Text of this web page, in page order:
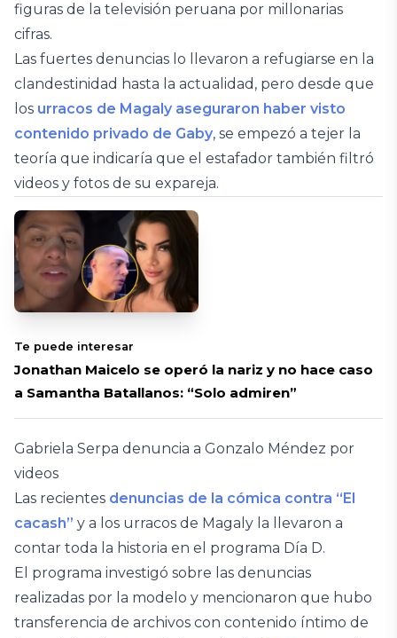
figuras de la televisión peruana por millonarias
cifras.
Las fuertes denuncias lo llevaron a refugiarse en la
clandestinidad hasta la actualidad, pero desde que
los urracos de Magaly aseguraron haber visto
contenido privado de Gaby, se empezó a tejer la
teoría que indicaría que el estafador también filtró
videos y fotos de su expareja.
Te puede interesar
Jonathan Maicelo se operó la nariz y no hace caso
a Samantha Batallanos: “Solo admiren”
Gabriela Serpa denuncia a Gonzalo Méndez por
videos
Las recientes denuncias de la cómica contra “El
cacash” y a los urracos de Magaly la llevaron a
contar toda la historia en el programa Día D.
El programa investigó sobre las denuncias
realizadas por la modelo y mencionaron que hubo
transferencia de archivos con contenido íntimo de